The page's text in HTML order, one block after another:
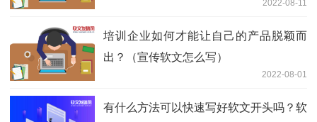
2022-08-11
培训企业如何才能让自己的产品脱颖而
出？（宣传软文怎么写）
2022-08-01
有什么方法可以快速写好软文开头吗？软